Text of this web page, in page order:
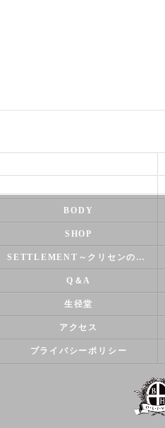
BODY
SHOP
SETTLEMENT～クリセンのズバリ解決シリーズ～
Q＆A
生径堂
アクセス
プライバシーポリシー